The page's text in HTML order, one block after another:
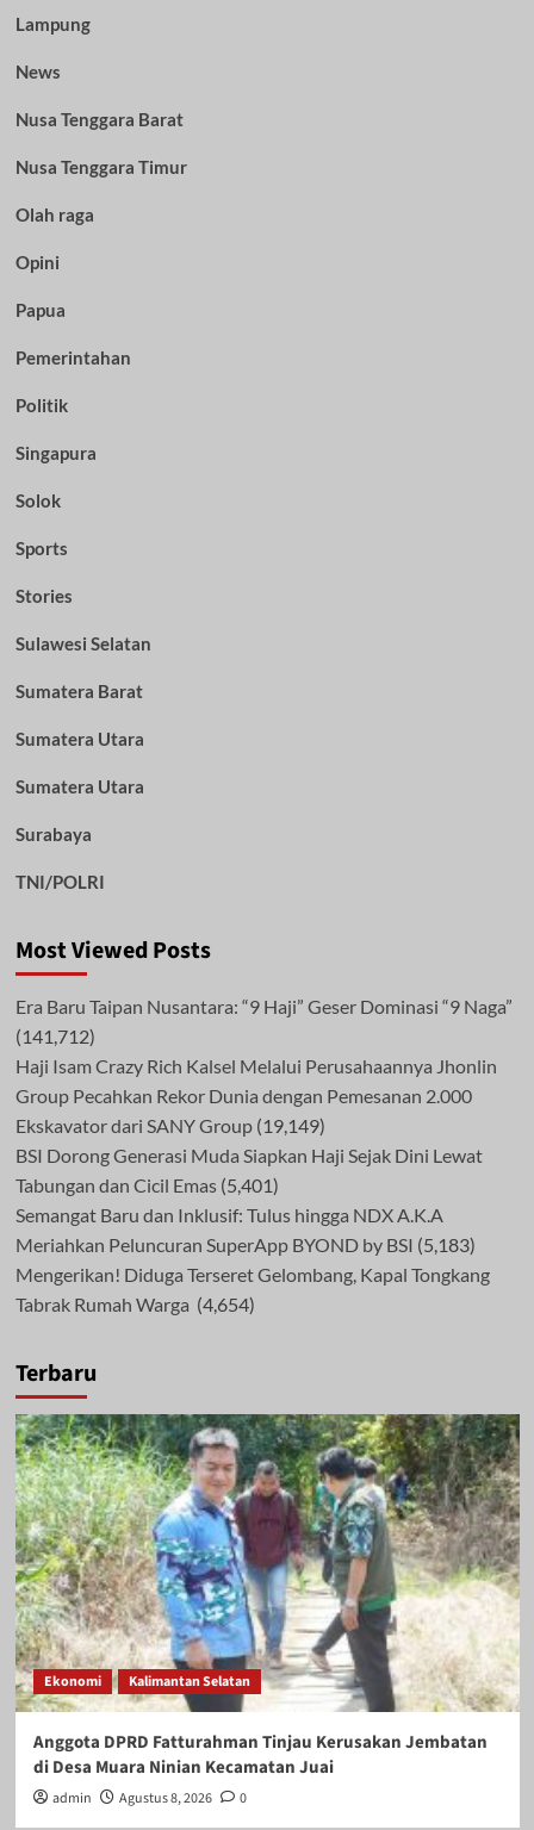
Lampung
News
Nusa Tenggara Barat
Nusa Tenggara Timur
Olah raga
Opini
Papua
Pemerintahan
Politik
Singapura
Solok
Sports
Stories
Sulawesi Selatan
Sumatera Barat
Sumatera Utara
Sumatera Utara
Surabaya
TNI/POLRI
Most Viewed Posts
Era Baru Taipan Nusantara: “9 Haji” Geser Dominasi “9 Naga”
(141,712)
Haji Isam Crazy Rich Kalsel Melalui Perusahaannya Jhonlin
Group Pecahkan Rekor Dunia dengan Pemesanan 2.000
Ekskavator dari SANY Group (19,149)
BSI Dorong Generasi Muda Siapkan Haji Sejak Dini Lewat
Tabungan dan Cicil Emas (5,401)
Semangat Baru dan Inklusif: Tulus hingga NDX A.K.A
Meriahkan Peluncuran SuperApp BYOND by BSI (5,183)
Mengerikan! Diduga Terseret Gelombang, Kapal Tongkang
Tabrak Rumah Warga (4,654)
Terbaru
Ekonomi Kalimantan Selatan
Anggota DPRD Fatturahman Tinjau Kerusakan Jembatan
di Desa Muara Ninian Kecamatan Juai
admin Agustus 8, 2026 0